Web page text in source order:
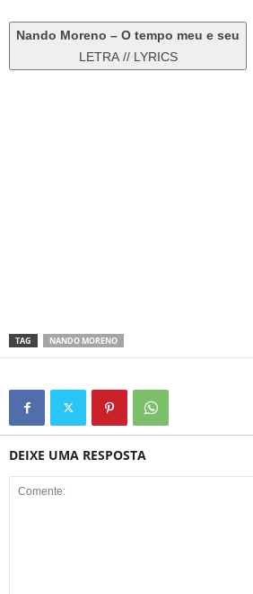
Nando Moreno – O tempo meu e seu
LETRA // LYRICS
TAG NANDO MORENO
DEIXE UMA RESPOSTA